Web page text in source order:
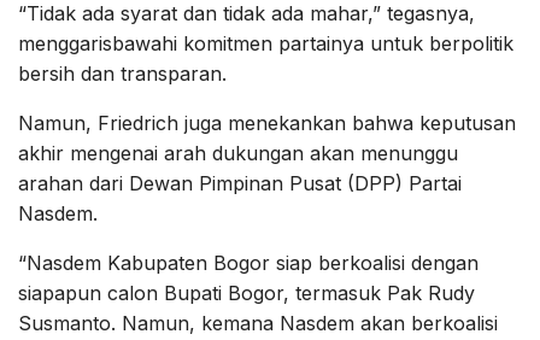
“Tidak ada syarat dan tidak ada mahar,” tegasnya,
menggarisbawahi komitmen partainya untuk berpolitik
bersih dan transparan.
Namun, Friedrich juga menekankan bahwa keputusan
akhir mengenai arah dukungan akan menunggu
arahan dari Dewan Pimpinan Pusat (DPP) Partai
Nasdem.
“Nasdem Kabupaten Bogor siap berkoalisi dengan
siapapun calon Bupati Bogor, termasuk Pak Rudy
Susmanto. Namun, kemana Nasdem akan berkoalisi